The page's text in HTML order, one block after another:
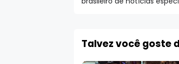
Talvez você goste